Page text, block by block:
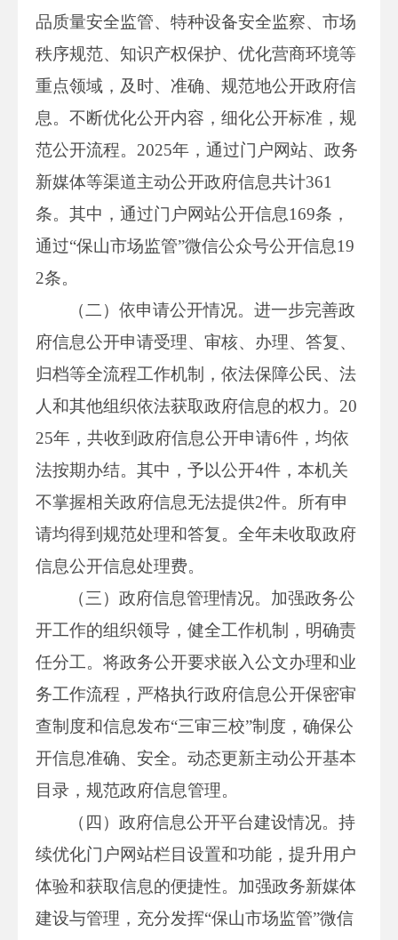
品质量安全监管、特种设备安全监察、市场
秩序规范、知识产权保护、优化营商环境等
重点领域，及时、准确、规范地公开政府信
息。不断优化公开内容，细化公开标准，规
范公开流程。2025年，通过门户网站、政务
新媒体等渠道主动公开政府信息共计361
条。其中，通过门户网站公开信息169条，
通过“保山市场监管”微信公众号公开信息19
2条。
（二）依申请公开情况。进一步完善政
府信息公开申请受理、审核、办理、答复、
归档等全流程工作机制，依法保障公民、法
人和其他组织依法获取政府信息的权力。20
25年，共收到政府信息公开申请6件，均依
法按期办结。其中，予以公开4件，本机关
不掌握相关政府信息无法提供2件。所有申
请均得到规范处理和答复。全年未收取政府
信息公开信息处理费。
（三）政府信息管理情况。加强政务公
开工作的组织领导，健全工作机制，明确责
任分工。将政务公开要求嵌入公文办理和业
务工作流程，严格执行政府信息公开保密审
查制度和信息发布“三审三校”制度，确保公
开信息准确、安全。动态更新主动公开基本
目录，规范政府信息管理。
（四）政府信息公开平台建设情况。持
续优化门户网站栏目设置和功能，提升用户
体验和获取信息的便捷性。加强政务新媒体
建设与管理，充分发挥“保山市场监管”微信